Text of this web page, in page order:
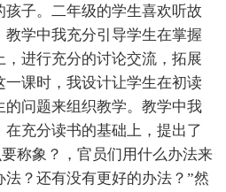
子。二年级的学生喜欢听故
学中我充分引导学生在掌握
进行充分的讨论交流，拓展
课时，我设计让学生在初读
的问题来组织教学。教学中我
充分读书的基础上，提出了
称象？，官员们用什么办法来
？还有没有更好的办法？”然